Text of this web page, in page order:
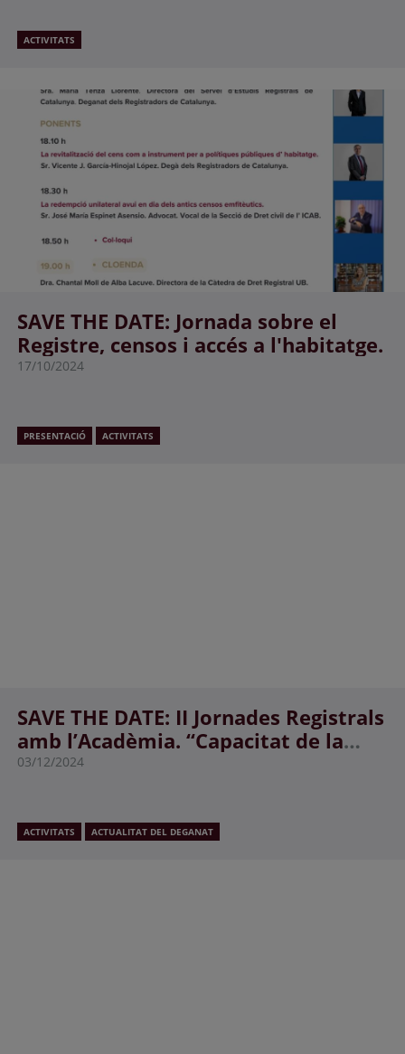
ACTIVITATS
SAVE THE DATE: Jornada sobre el
Registre, censos i accés a l'habitatge.
17/10/2024
PRESENTACIÓ ACTIVITATS
SAVE THE DATE: II Jornades Registrals
amb l’Acadèmia. “Capacitat de la
persona: configuració i exercici”.
03/12/2024
ACTIVITATS ACTUALITAT DEL DEGANAT